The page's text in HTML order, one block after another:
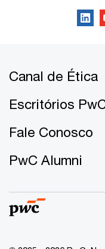
Canal de Ética
Escritórios
Fale Conosco
PwC Alumni